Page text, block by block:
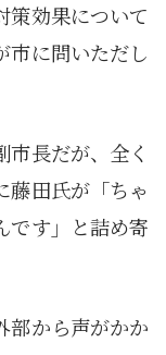
策効果について
市に問いただし
市長だが、全く
藤田氏が「ちゃ
です」と詰め寄
部から声がかか